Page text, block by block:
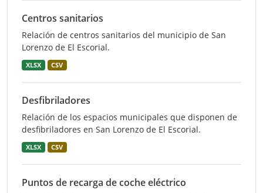
Centros sanitarios
Relación de centros sanitarios del municipio de San
Lorenzo de El Escorial.
XLSX CSV
Desfibriladores
Relación de los espacios municipales que disponen de
desfibriladores en San Lorenzo de El Escorial.
XLSX CSV
Puntos de recarga de coche eléctrico